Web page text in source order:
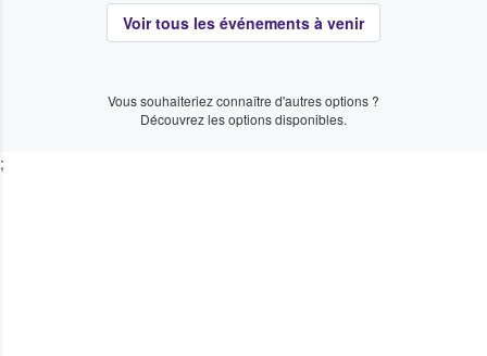
Voir tous les événements à venir
Vous souhaiteriez connaître d'autres options ?
Découvrez les options disponibles.
;